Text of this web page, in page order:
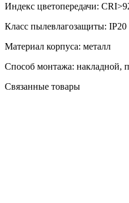
Индекс цветопередачи:
Класс пылевлагозащиты: IP20
Материал корпуса: металл
Способ монтажа: накладной,
Связанные товары